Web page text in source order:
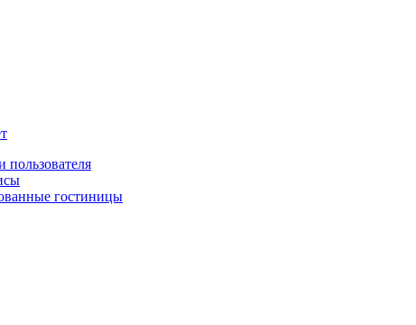
пользователя
гостиницы